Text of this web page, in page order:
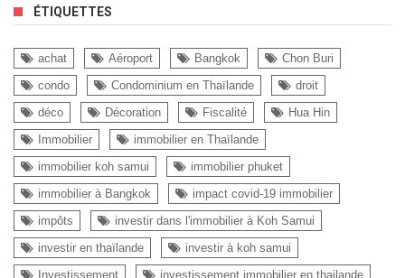
ÉTIQUETTES
achat Aéroport Bangkok
Chon Buri
condo
Condominium en Thaïlande
droit
déco
Décoration Fiscalité
Hua Hin
Immobilier
immobilier en Thaïlande
immobilier koh samui
immobilier phuket
immobilier à Bangkok
impact covid-19 immobilier
impôts
investir dans l'immobilier à Koh Samui
investir en thaïlande
investir à koh samui
Investissement
investissement immobilier en thailande